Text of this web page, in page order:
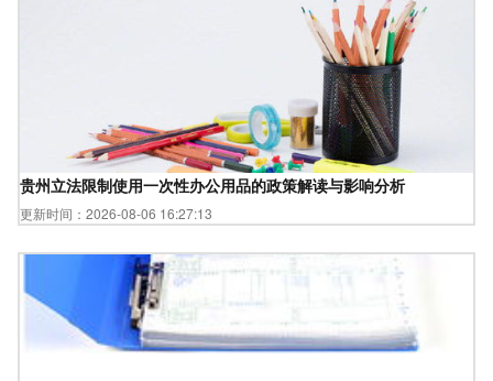
贵州立法限制使用一次性办公用品的政策解读与影响分析
更新时间：2026-08-06 16:27:13